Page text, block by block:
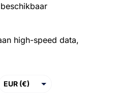
high-speed data,
EUR (€)